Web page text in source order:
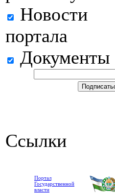
Новости
портала
Документы
Ссылки
Портал
Государственной
власти